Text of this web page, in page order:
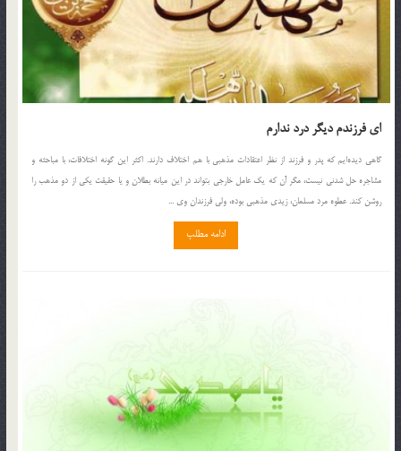
ای فرزندم دیگر درد ندارم
گاهي ديده‌ايم كه پدر و فرزند از نظر اعتقادات مذهبي با هم اختلاف دارند. اكثر اين گونه اختلافات، با مباحثه و
مشاجره حل شدني نيست، مگر آن كه يك عامل خارجي بتواند در اين ميانه بطلان و يا حقيقت يكي از دو مذهب را
روشن كند. عطوه مرد مسلمان، زيدي مذهبي بوده، ولي فرزندان وي ...
ادامه مطلب